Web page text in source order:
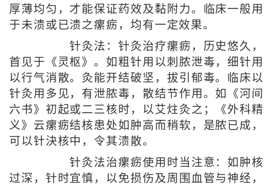
厚薄均匀，才能保证药效及黏附力。临床一般用
于未溃或已溃之瘰疬，均有一定效果。
针灸法：针灸治疗瘰疬，历史悠久，
首见于《灵枢》。如粗针用以刺脓泄毒，细针用
以行气消散。灸能开结破坚，拔引郁毒。临床以
针灸用多见，有泄脓毒，散结节作用。如《河间
六书》初起或二三核时，以艾炷灸之；《外科精
义》云瘰疬结核患处如肿高而稍软，是脓已成，
可以针決核中，令其溃散。
针灸法治瘰疬使用时当注意：如肿核
过深，针时宜慎，以免损伤及周围血管与神经，